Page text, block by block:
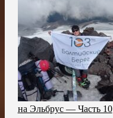
на Эльбрус — Часть 10